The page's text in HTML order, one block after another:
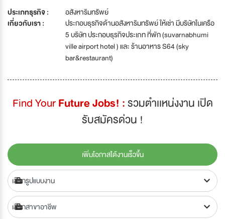
ประเภทธุรกิจ :
อสังหาริมทรัพย์
เกี่ยวกับเรา :
ประกอบธุรกิจด้านอสังหาริมทรัพย์ ให้เช่า มีบริษัทในเครือ
5 บริษัท ประกอบธุรกิจประเภท ที่พัก (suvarnabhumi
ville airport hotel ) และ ร้านอาหาร S64 (sky
bar&restaurant)
Find YourFuture Jobs! :รวมตำเเหน่งงาน เปิด
รับสมัครด่วน !
เพิ่มโอกาสได้งานเร็วขึ้น